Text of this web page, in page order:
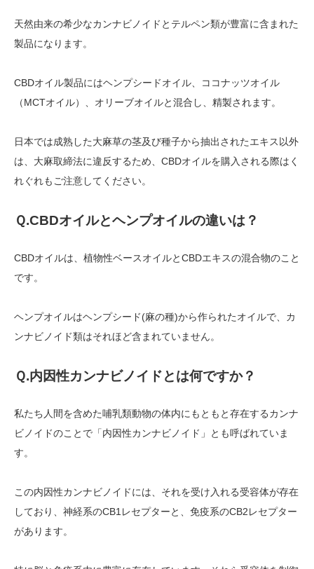
天然由来の希少なカンナビノイドとテルペン類が豊富に含まれた
製品になります。
CBDオイル製品にはヘンプシードオイル、ココナッツオイル
（MCTオイル）、オリーブオイルと混合し、精製されます。
日本では成熟した大麻草の茎及び種子から抽出されたエキス以外
は、大麻取締法に違反するため、CBDオイルを購入される際はく
れぐれもご注意してください。
Ｑ.CBDオイルとヘンプオイルの違いは？
CBDオイルは、植物性ベースオイルとCBDエキスの混合物のこと
です。
ヘンプオイルはヘンプシード(麻の種)から作られたオイルで、カ
ンナビノイド類はそれほど含まれていません。
Ｑ.内因性カンナビノイドとは何ですか？
私たち人間を含めた哺乳類動物の体内にもともと存在するカンナ
ビノイドのことで「内因性カンナビノイド」とも呼ばれていま
す。
この内因性カンナビノイドには、それを受け入れる受容体が存在
しており、神経系のCB1レセプターと、免疫系のCB2レセプター
があります。